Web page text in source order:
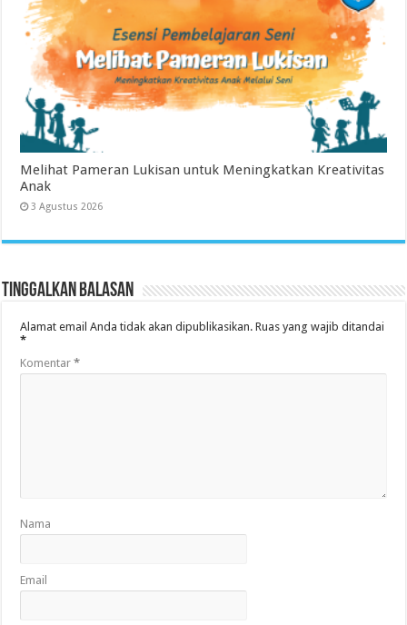
Melihat Pameran Lukisan untuk Meningkatkan Kreativitas
Anak
3 Agustus 2026
Tinggalkan Balasan
Alamat email Anda tidak akan dipublikasikan. Ruas yang wajib ditandai
*
Komentar*
Nama
Email